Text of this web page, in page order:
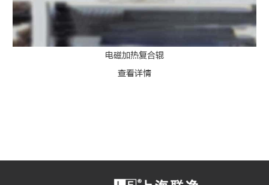
电磁加热复合辊
查看详情